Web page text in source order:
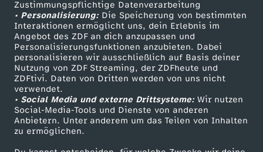
Zustimmungspflichtige Datenverarbeitung
• Personalisierung:Die Speicherung von bestimmten
Interaktionen ermöglicht uns, dein Erlebnis im
Angebot des ZDF an dich anzupassen und
Personalisierungsfunktionen anzubieten. Dabei
personalisieren wir ausschließlich auf Basis deiner
Nutzung von ZDF Streaming, der ZDFheute und
ZDFtivi. Daten von Dritten werden von uns nicht
verwendet.
• Social Media und externe Drittsysteme:Wir nutzen
Social-Media-Tools und Dienste von anderen
Anbietern. Unter anderem um das Teilen von Inhalten
zu ermöglichen.
n
n
s
t
D
Livestreams
Sendungen A-Z
TV-Programm
Zuschauerservice
Hilfe
ZDF Unternehmen
Karriere